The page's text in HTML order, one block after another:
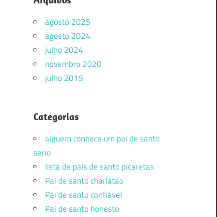
agosto 2025
agosto 2024
julho 2024
novembro 2020
julho 2019
Categorias
alguem conhece um pai de santo
serio
lista de pais de santo picaretas
Pai de santo charlatão
Pai de santo confiável
Pai de santo honesto